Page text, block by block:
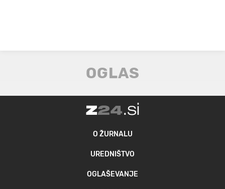
O ŽURNALU
UREDNIŠTVO
OGLAŠEVANJE